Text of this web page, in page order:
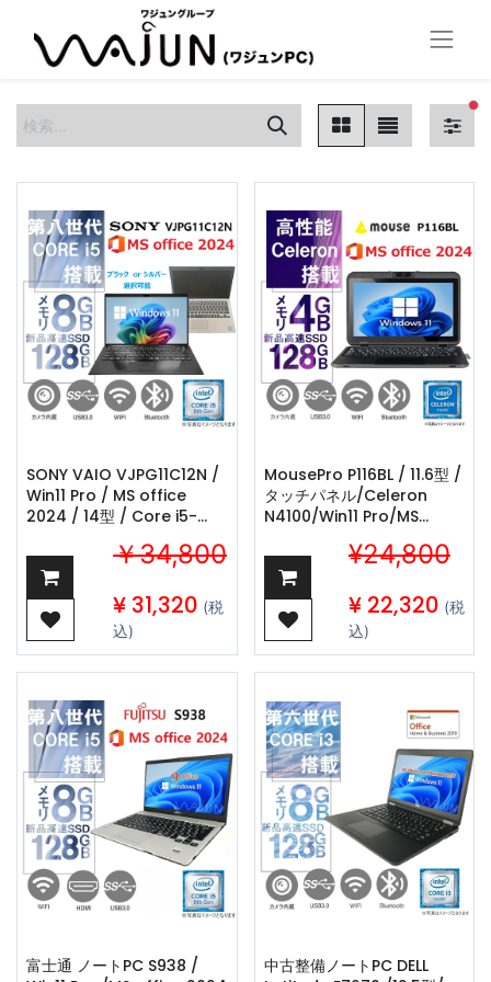
SONY VAIO VJPG11C12N /
Win11 Pro / MS office
2024 / 14型 / Core i5-
ラ/wifi/Bluetooth/8GB
/128GB SSD/ 中古整備ノー
トPC/ シルバー・ブラック
選択可
￥34,800
¥ 31,320 (税
込)
MousePro P116BL / 11.6型 /
タッチパネル/Celeron
N4100/Win11 Pro/MS
メラ/ WIFI /
Bluetooth/4GB/128GB
SSD /整備済み中古ノートPC
¥24,800
¥ 22,320 (税
込)
富士通 ノートPC S938 /
中古整備ノートPC DELL